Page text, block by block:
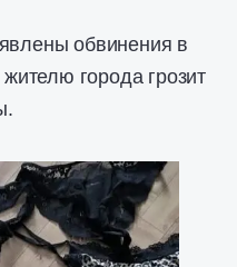
обвинения в
города грозит